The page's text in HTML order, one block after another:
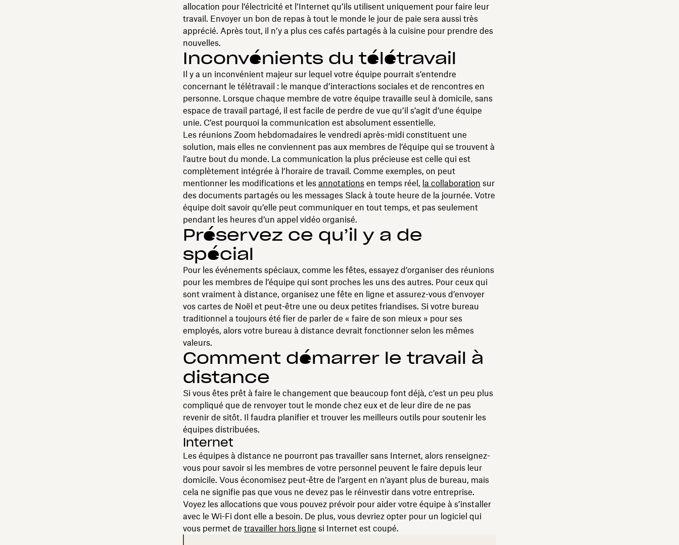
allocation pour l’électricité et l’Internet qu’ils utilisent uniquement pour faire leur
travail. Envoyer un bon de repas à tout le monde le jour de paie sera aussi très
apprécié. Après tout, il n’y a plus ces cafés partagés à la cuisine pour prendre des
nouvelles.
Inconvénients du télétravail
Il y a un inconvénient majeur sur lequel votre équipe pourrait s’entendre
concernant le télétravail : le manque d’interactions sociales et de rencontres en
personne. Lorsque chaque membre de votre équipe travaille seul à domicile, sans
espace de travail partagé, il est facile de perdre de vue qu’il s’agit d’une équipe
unie. C’est pourquoi la communication est absolument essentielle.
Les réunions Zoom hebdomadaires le vendredi après-midi constituent une
solution, mais elles ne conviennent pas aux membres de l’équipe qui se trouvent à
l’autre bout du monde. La communication la plus précieuse est celle qui est
complètement intégrée à l’horaire de travail. Comme exemples, on peut
mentionner les modifications et les annotationsen temps réel, la collaboration sur
des documents partagés ou les messages Slack à toute heure de la journée. Votre
équipe doit savoir qu’elle peut communiquer en tout temps, et pas seulement
pendant les heures d’un appel vidéo organisé.
Préservez ce qu’il y a de
spécial
Pour les événements spéciaux, comme les fêtes, essayez d’organiser des réunions
pour les membres de l’équipe qui sont proches les uns des autres. Pour ceux qui
sont vraiment à distance, organisez une fête en ligne et assurez-vous d’envoyer
vos cartes de Noël et peut-être une ou deux petites friandises. Si votre bureau
traditionnel a toujours été fier de parler de « faire de son mieux » pour ses
employés, alors votre bureau à distance devrait fonctionner selon les mêmes
valeurs.
Comment démarrer le travail à
distance
Si vous êtes prêt à faire le changement que beaucoup font déjà, c’est un peu plus
compliqué que de renvoyer tout le monde chez eux et de leur dire de ne pas
revenir de sitôt. Il faudra planifier et trouver les meilleurs outils pour soutenir les
équipes distribuées.
Internet
Les équipes à distance ne pourront pas travailler sans Internet, alors renseignez-
vous pour savoir si les membres de votre personnel peuvent le faire depuis leur
domicile. Vous économisez peut-être de l’argent en n’ayant plus de bureau, mais
cela ne signifie pas que vous ne devez pas le réinvestir dans votre entreprise.
Voyez les allocations que vous pouvez prévoir pour aider votre équipe à s’installer
avec le Wi-Fi dont elle a besoin. De plus, vous devriez opter pour un logiciel qui
vous permet de travailler hors ligne si Internet est coupé.